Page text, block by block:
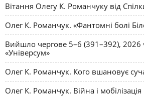
Вітання Олегу К. Романчуку від
Олег К. Романчук. «Фантомні болі
Вийшло чергове 5–6 (391–392),
«Універсум»
Олег К. Романчук. Кого вшановує
Олег К. Романчук. Війна і мобілізація